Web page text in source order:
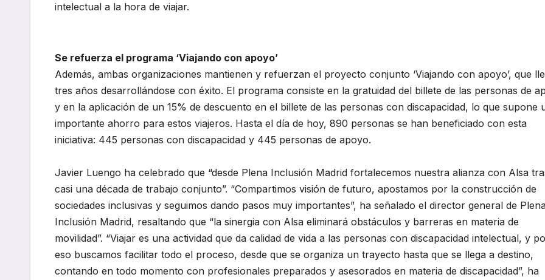
intelectual a la hora de viajar.
Se refuerza el programa ‘Viajando con apoyo’
Además, ambas organizaciones mantienen y refuerzan el proyecto conjunto ‘Viajando con apoyo’, que
tres años desarrollándose con éxito. El programa consiste en la gratuidad del billete de las personas de
y en la aplicación de un 15% de descuento en el billete de las personas con discapacidad, lo que supone
importante ahorro para estos viajeros. Hasta el día de hoy, 890 personas se han beneficiado con esta
iniciativa: 445 personas con discapacidad y 445 personas de apoyo.
Javier Luengo ha celebrado que “desde Plena Inclusión Madrid fortalecemos nuestra alianza con Alsa
casi una década de trabajo conjunto”. “Compartimos visión de futuro, apostamos por la construcción de
sociedades inclusivas y seguimos dando pasos muy importantes”, ha señalado el director general de
Inclusión Madrid, resaltando que “la sinergia con Alsa eliminará obstáculos y barreras en materia de
movilidad”. “Viajar es una actividad que da calidad de vida a las personas con discapacidad intelectual, y
eso buscamos facilitar todo el proceso, desde que se organiza un trayecto hasta que se llega a destino,
contando en todo momento con profesionales preparados y asesorados en materia de discapacidad”, ha